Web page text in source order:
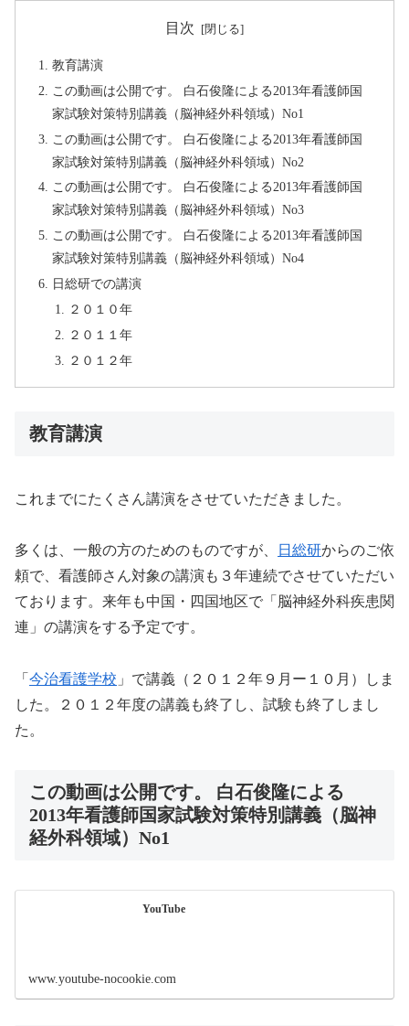
目次
教育講演
この動画は公開です。 白石俊隆による2013年看護師国
家試験対策特別講義（脳神経外科領域）No1
この動画は公開です。 白石俊隆による2013年看護師国
家試験対策特別講義（脳神経外科領域）No2
この動画は公開です。 白石俊隆による2013年看護師国
家試験対策特別講義（脳神経外科領域）No3
この動画は公開です。 白石俊隆による2013年看護師国
家試験対策特別講義（脳神経外科領域）No4
日総研での講演
２０１０年
２０１１年
２０１２年
教育講演
これまでにたくさん講演をさせていただきました。
多くは、一般の方のためのものですが、 日総研からのご依
頼で、看護師さん対象の講演も３年連続でさせていただい
ております。来年も中国・四国地区で「脳神経外科疾患関
連」の講演をする予定です。
「 今治看護学校 」で講義（２０１２年９月ー１０月）しま
した。２０１２年度の講義も終了し、試験も終了しまし
た。
この動画は公開です。 白石俊隆による
2013年看護師国家試験対策特別講義（脳神
経外科領域）No1
YouTube
www.youtube-nocookie.com